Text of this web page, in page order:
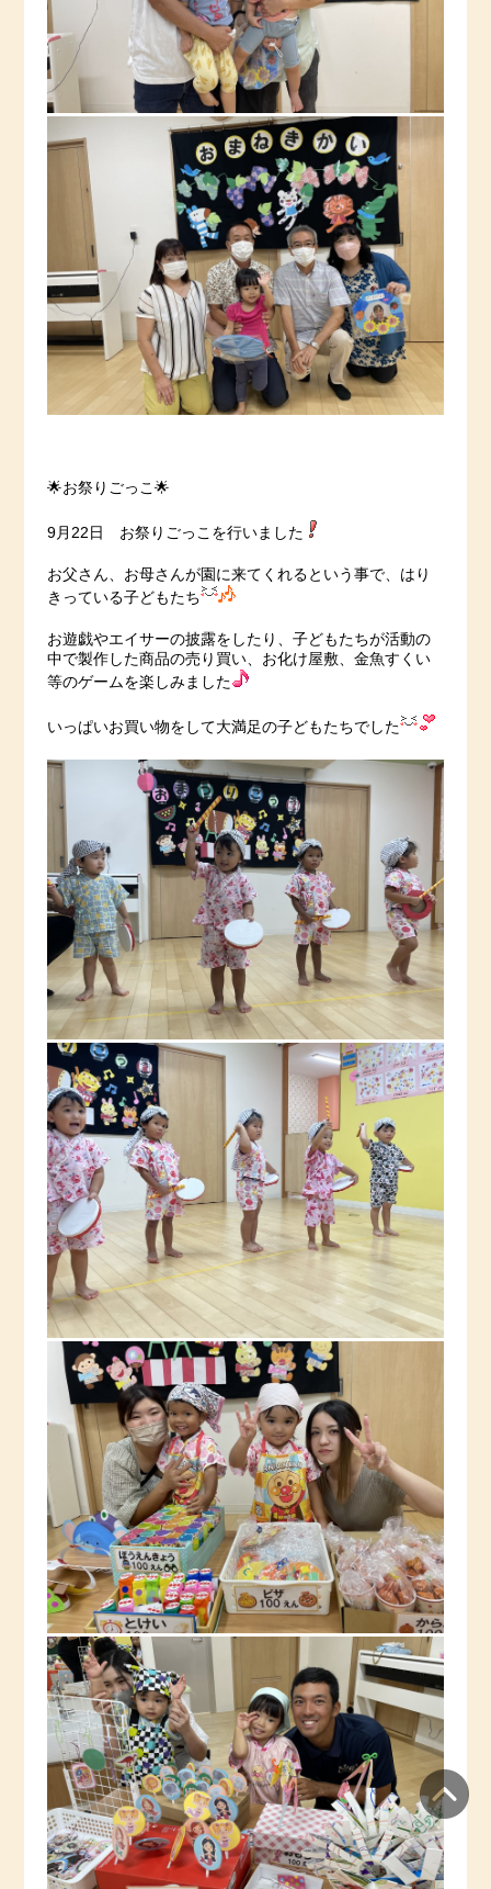
🌟お祭りごっこ🌟
9月22日 お祭りごっこを行いました
お父さん、お母さんが園に来てくれるという事で、はり
きっている子どもたち
お遊戯やエイサーの披露をしたり、子どもたちが活動の
中で製作した商品の売り買い、お化け屋敷、金魚すくい
等のゲームを楽しみました
いっぱいお買い物をして大満足の子どもたちでした